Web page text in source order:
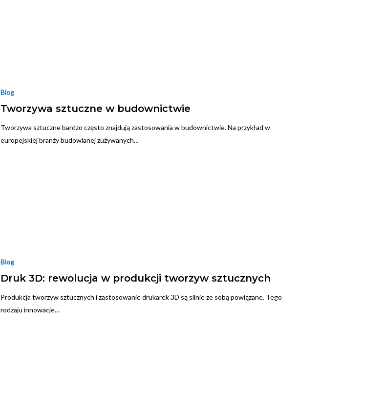
Blog
Tworzywa sztuczne w budownictwie
Tworzywa sztuczne bardzo często znajdują zastosowania w budownictwie. Na przykład w
europejskiej branży budowlanej zużywanych…
Blog
Druk 3D: rewolucja w produkcji tworzyw sztucznych
Produkcja tworzyw sztucznych i zastosowanie drukarek 3D są silnie ze sobą powiązane. Tego
rodzaju innowacje…